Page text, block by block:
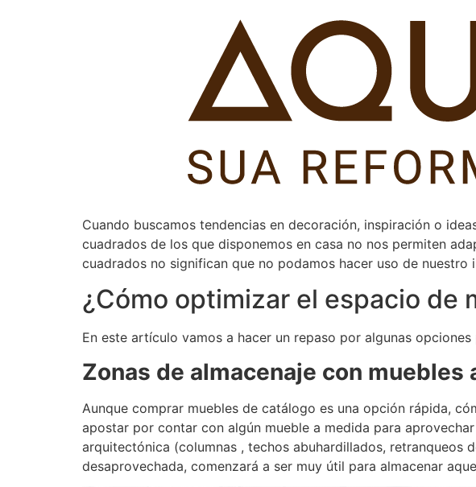
Cuando buscamos tendencias en decoración, inspiración o
cuadrados de los que disponemos en casa no nos permiten
cuadrados no significan que no podamos hacer uso de
¿Cómo optimizar el espacio de
En este artículo vamos a hacer un repaso por algunas
Zonas de almacenaje con muebles
Aunque comprar muebles de catálogo es una opción rápida,
apostar por contar con algún mueble a medida para
arquitectónica (columnas , techos abuhardillados, retranqueos
desaprovechada, comenzará a ser muy útil para almacenar